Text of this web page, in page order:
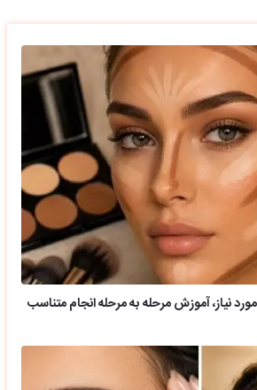
نیاز، آموزش مرحله به مرحله انجام متناسب